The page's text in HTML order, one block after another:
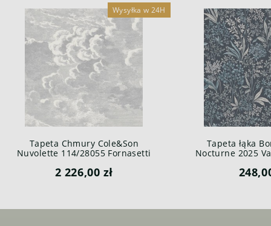
Tapeta Chmury Cole&Son
Nuvolette 114/28055 Fornasetti
2 226,00 zł
Wysyłka w 24H
Tapeta łąka
Nocturne 2025